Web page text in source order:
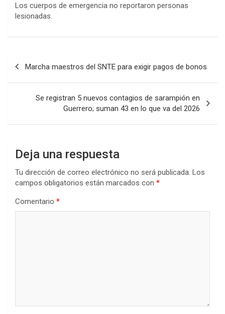
Los cuerpos de emergencia no reportaron personas
lesionadas.
Marcha maestros del SNTE para exigir pagos de bonos
Se registran 5 nuevos contagios de sarampión en
Guerrero; suman 43 en lo que va del 2026
Deja una respuesta
Tu dirección de correo electrónico no será publicada. Los
campos obligatorios están marcados con *
Comentario *